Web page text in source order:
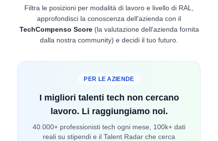
Filtra le posizioni per modalità di lavoro e livello di RAL,
approfondisci la conoscenza dell'azienda con il
TechCompenso Score(la valutazione dell'azienda fornita
dalla nostra community) e decidi il tuo futuro.
PER LE AZIENDE
I migliori talenti tech non cercano
lavoro. Li raggiungiamo noi.
40.000+ professionisti tech ogni mese, 100k+ dati
reali su stipendi e il Talent Radar che cerca